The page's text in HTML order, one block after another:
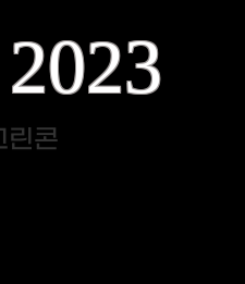
2023
린콘